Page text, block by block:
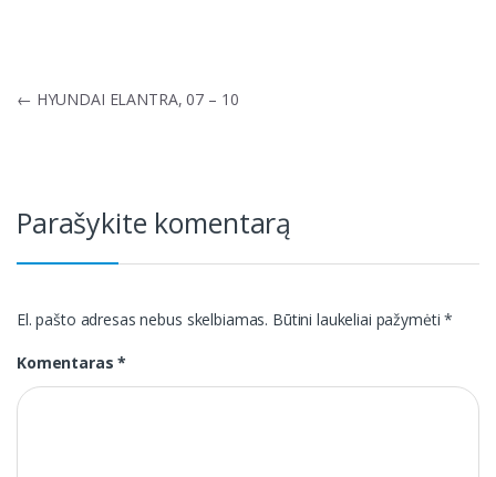
Navigacija
← HYUNDAI ELANTRA, 07 – 10
Parašykite komentarą
El. pašto adresas nebus skelbiamas. Būtini laukeliai pažymėti*
Komentaras*